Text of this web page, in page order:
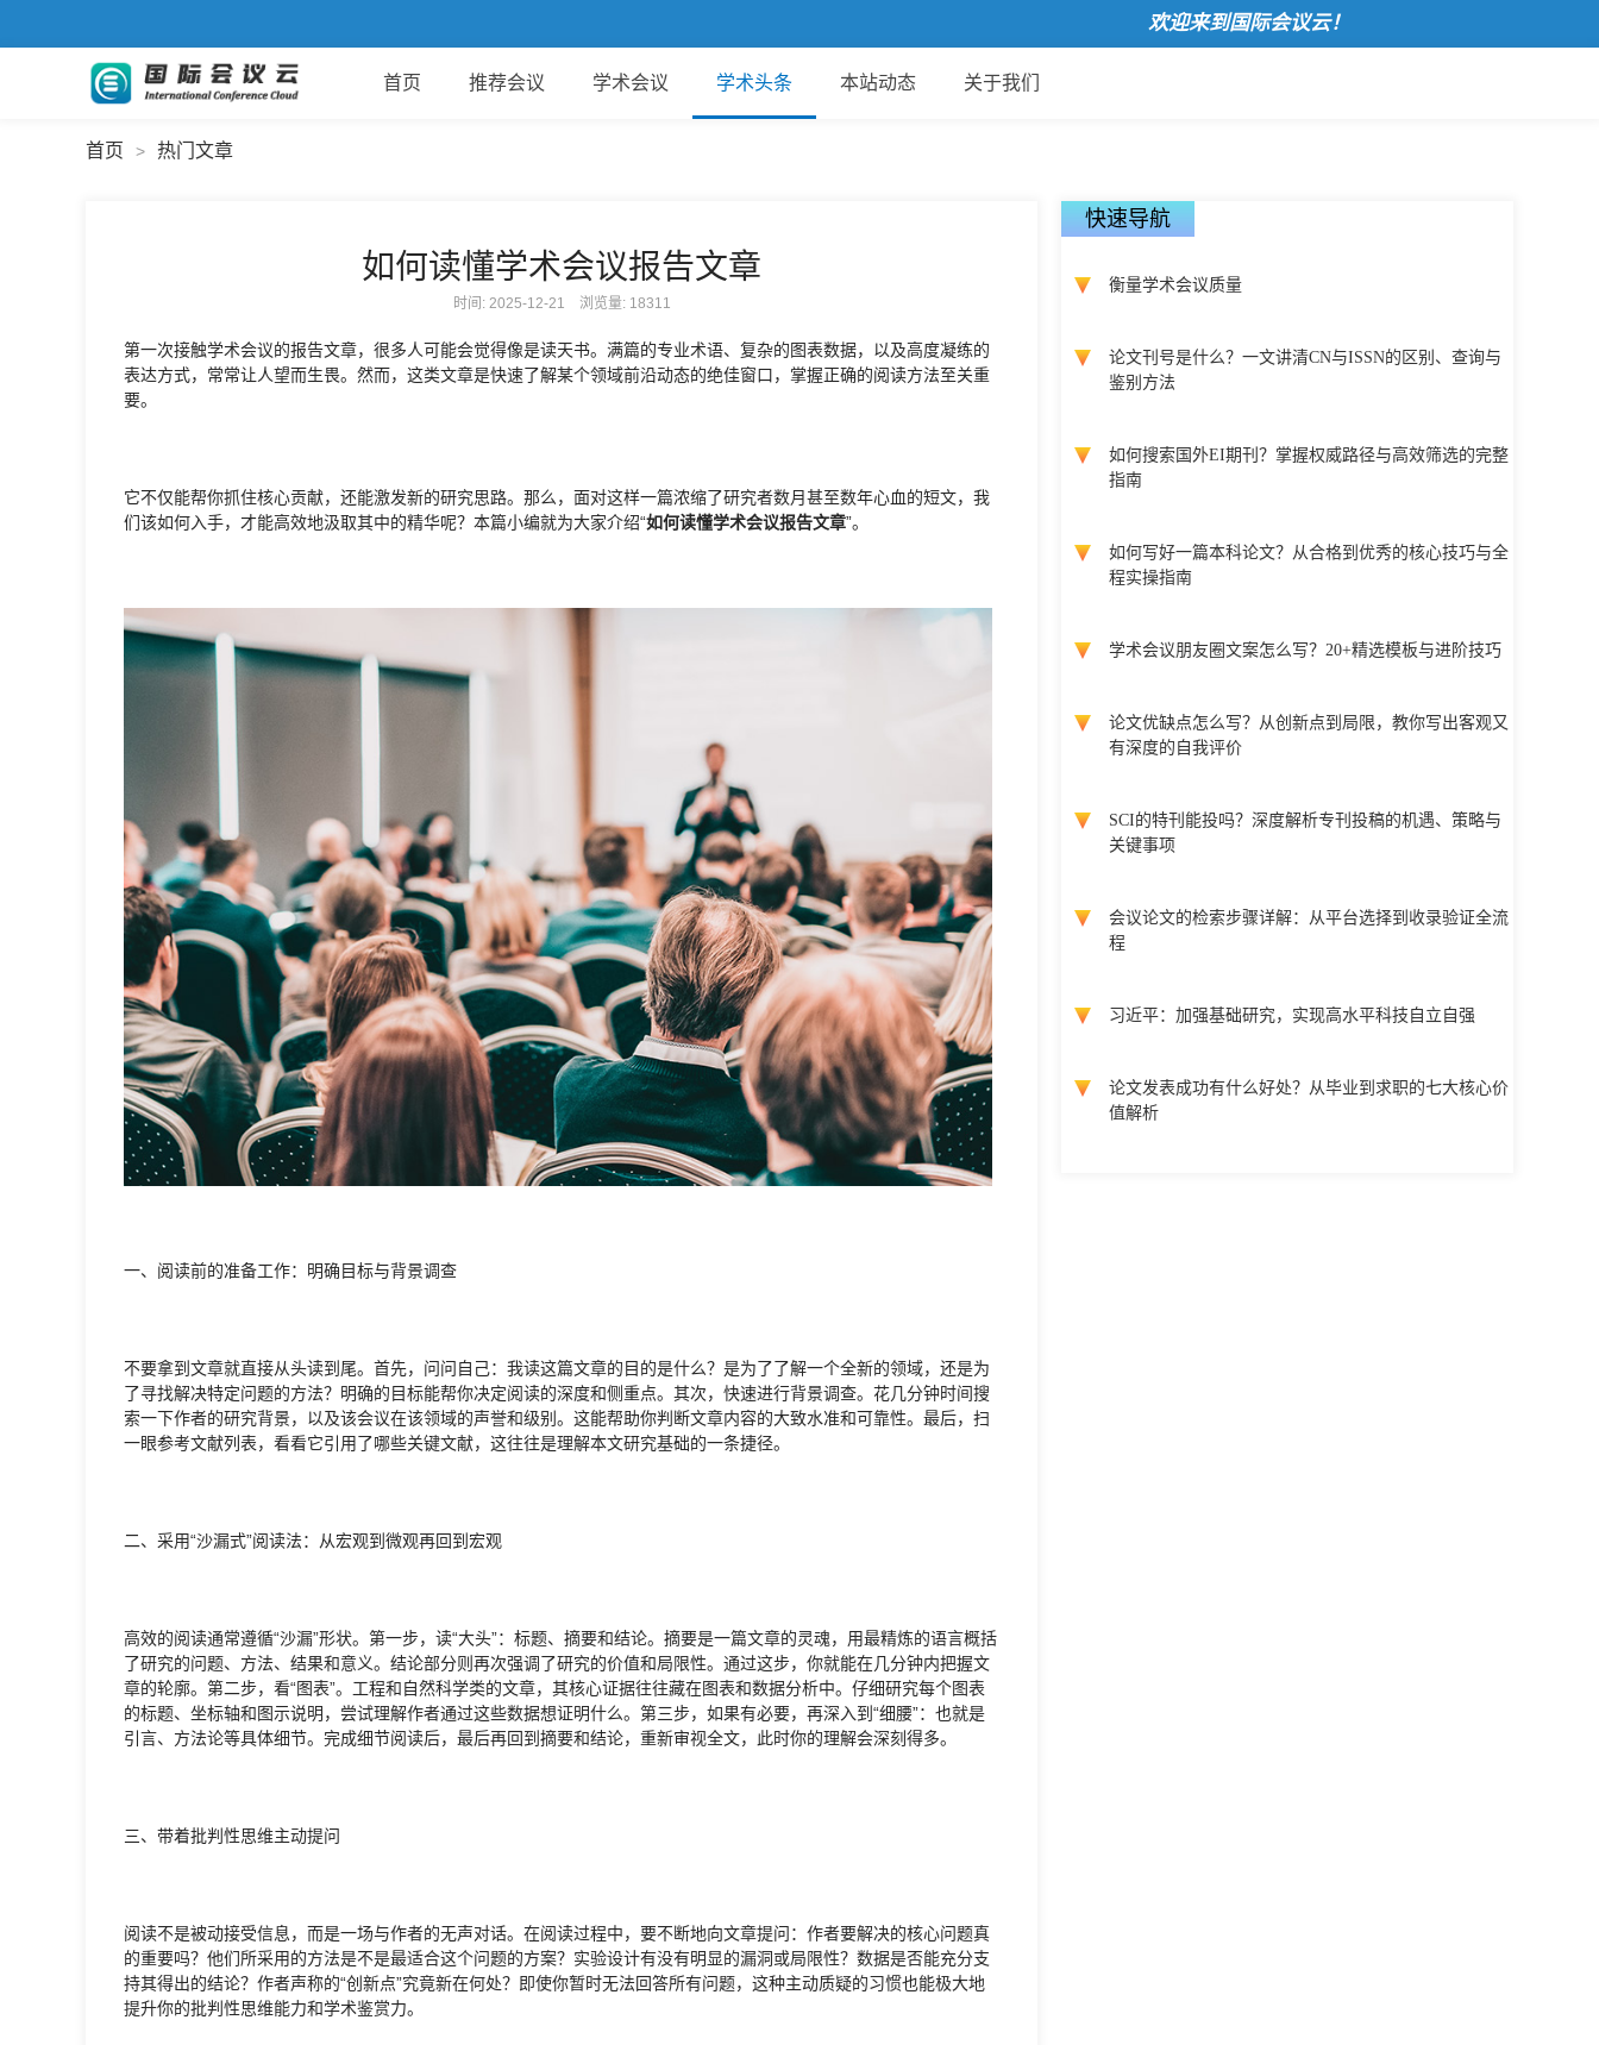
欢迎来到国际会议云！
首页 推荐会议 学术会议 学术头条 本站动态 关于我们
首页 > 热门文章
如何读懂学术会议报告文章
时间: 2025-12-21 浏览量: 18311
第一次接触学术会议的报告文章，很多人可能会觉得像是读天书。满篇的专业术语、复杂的图表数据，以及高度凝练的
表达方式，常常让人望而生畏。然而，这类文章是快速了解某个领域前沿动态的绝佳窗口，掌握正确的阅读方法至关重
要。
它不仅能帮你抓住核心贡献，还能激发新的研究思路。那么，面对这样一篇浓缩了研究者数月甚至数年心血的短文，我
们该如何入手，才能高效地汲取其中的精华呢？本篇小编就为大家介绍“如何读懂学术会议报告文章”。
一、阅读前的准备工作：明确目标与背景调查
不要拿到文章就直接从头读到尾。首先，问问自己：我读这篇文章的目的是什么？是为了了解一个全新的领域，还是为
了寻找解决特定问题的方法？明确的目标能帮你决定阅读的深度和侧重点。其次，快速进行背景调查。花几分钟时间搜
索一下作者的研究背景，以及该会议在该领域的声誉和级别。这能帮助你判断文章内容的大致水准和可靠性。最后，扫
一眼参考文献列表，看看它引用了哪些关键文献，这往往是理解本文研究基础的一条捷径。
二、采用“沙漏式”阅读法：从宏观到微观再回到宏观
高效的阅读通常遵循“沙漏”形状。第一步，读“大头”：标题、摘要和结论。摘要是一篇文章的灵魂，用最精炼的语言概括
了研究的问题、方法、结果和意义。结论部分则再次强调了研究的价值和局限性。通过这步，你就能在几分钟内把握文
章的轮廓。第二步，看“图表”。工程和自然科学类的文章，其核心证据往往藏在图表和数据分析中。仔细研究每个图表
的标题、坐标轴和图示说明，尝试理解作者通过这些数据想证明什么。第三步，如果有必要，再深入到“细腰”：也就是
引言、方法论等具体细节。完成细节阅读后，最后再回到摘要和结论，重新审视全文，此时你的理解会深刻得多。
三、带着批判性思维主动提问
阅读不是被动接受信息，而是一场与作者的无声对话。在阅读过程中，要不断地向文章提问：作者要解决的核心问题真
的重要吗？他们所采用的方法是不是最适合这个问题的方案？实验设计有没有明显的漏洞或局限性？数据是否能充分支
持其得出的结论？作者声称的“创新点”究竟新在何处？即使你暂时无法回答所有问题，这种主动质疑的习惯也能极大地
提升你的批判性思维能力和学术鉴赏力。
快速导航
衡量学术会议质量
论文刊号是什么？一文讲清CN与ISSN的区别、查询与
鉴别方法
如何搜索国外EI期刊？掌握权威路径与高效筛选的完整
指南
如何写好一篇本科论文？从合格到优秀的核心技巧与全
程实操指南
学术会议朋友圈文案怎么写？20+精选模板与进阶技巧
论文优缺点怎么写？从创新点到局限，教你写出客观又
有深度的自我评价
SCI的特刊能投吗？深度解析专刊投稿的机遇、策略与
关键事项
会议论文的检索步骤详解：从平台选择到收录验证全流
程
习近平：加强基础研究，实现高水平科技自立自强
论文发表成功有什么好处？从毕业到求职的七大核心价
值解析